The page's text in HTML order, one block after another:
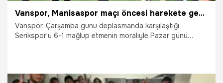
Vanspor, Manisaspor maçı öncesi harekete geçti
Vanspor, Çarşamba günü deplasmanda karşılaştığı
Serikspor'u 6-1 mağlup etmenin moraliyle Pazar günü